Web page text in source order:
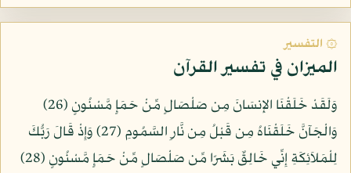
۞ التفسير
الميزان في تفسير القرآن
وَلَقَدْ خَلَقْنَا الإِنسَانَ مِن صَلْصَالٍ مِّنْ حَمَإٍ مَّسْنُونٍ (26)
وَالْجَآنَّ خَلَقْنَاهُ مِن قَبْلُ مِن نَّارِ السَّمُومِ (27) وَإِذْ قَالَ رَبُّكَ
لِلْمَلاَئِكَةِ إِنِّي خَالِقٌ بَشَرًا مِّن صَلْصَالٍ مِّنْ حَمَإٍ مَّسْنُونٍ (28)